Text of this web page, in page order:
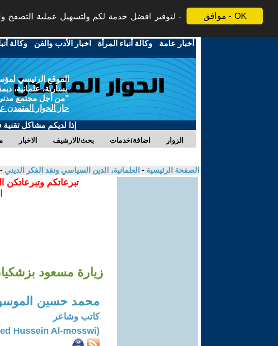
موافق - OK
لتوفير افضل خدمة لكم ولتسهيل عملية التصفح
أخبار عامة -وكالة أنباء المرأة - اخبار الأدب والفن -وكالة
الموقع الرئيسي
يسارية، علمانية،
"من أجل مجتمع مدني
حاز الحوار المتمدن
إذا لديكم مشاكل
الاخبار بحث/الارشيف اضافة/خدمات الزوار
الصفحة الرئيسية - العلمانية، الدين السياسي ونقد الفكر الديني -
تبرعاتكم وتبرعاتكن
زيارة مسعود
محمد حسين
كاتب وشاعر
(Mohammed Hussein Al-mosswi)